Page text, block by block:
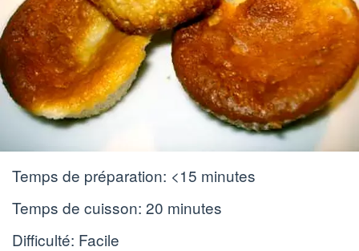
Temps de préparation: <15 minutes
Temps de cuisson: 20 minutes
Difficulté: Facile